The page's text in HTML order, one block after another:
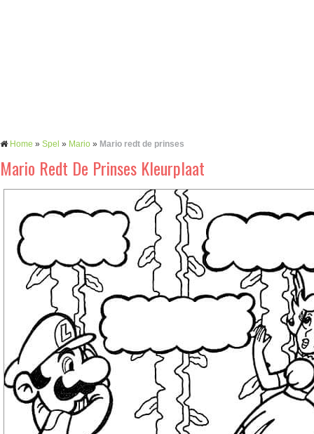
Home » Spel » Mario » Mario redt de prinses
Mario Redt De Prinses Kleurplaat